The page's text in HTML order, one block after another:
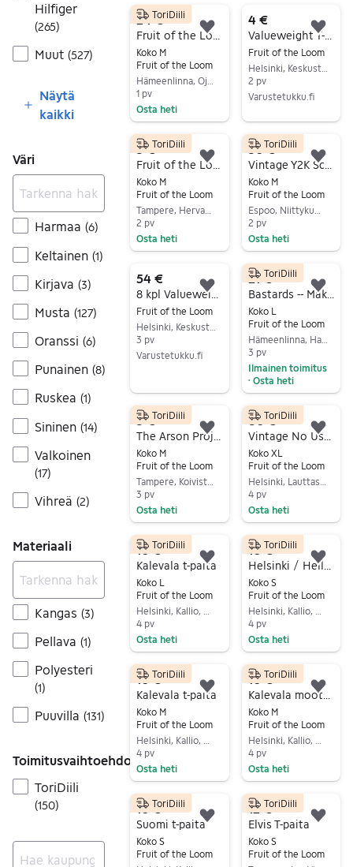
Hilfiger
(265)
Muut (527)
Näytä
kaikki
Väri
Harmaa (6)
Keltainen (1)
Kirjava (3)
Musta (127)
Oranssi (6)
Punainen (8)
Ruskea (1)
Sininen (14)
Valkoinen
(17)
Vihreä (2)
Materiaali
Kangas (3)
Pellava (1)
Polyesteri
(1)
Puuvilla (131)
Toimitusvaihtoehdot
ToriDiili
(150)
24 €
Koko M
Fruit of the Loom
1 pv
Osta heti
ToriDiili
Lisää suosikiksi.
4 €
Valueweight T-Paita valkoinen S-XXL
Fruit of the Loom
Helsinki, Keskusta - Etu-Töölö, Uusimaa
2 pv
Varustetukku.fi
Siirry ilmoitukseen
5 €
Koko M
Fruit of the Loom
2 pv
Osta heti
ToriDiili
Lisää suosikiksi.
30 €
Vintage Y2K Scooter longsleeve Bändipaita M
Koko M
Fruit of the Loom
2 pv
Osta heti
ToriDiili
54 €
Fruit of the Loom
3 pv
Varustetukku.fi
Lisää suosikiksi.
21 €
Bastards -- Make Noise - Not War T-paita koko L, rintanappi
Koko L
Fruit of the Loom
Hämeenlinna, Hauho kk, Kanta-Häme
3 pv
Ilmainen toimitus
• Osta heti
ToriDiili
5 €
Koko M
Fruit of the Loom
3 pv
Osta heti
ToriDiili
Lisää suosikiksi.
80 €
Koko XL
Fruit of the Loom
4 pv
Osta heti
ToriDiili
10 €
Kalevala t-paita
Koko L
Fruit of the Loom
4 pv
Osta heti
ToriDiili
Lisää suosikiksi.
10 €
Koko S
Fruit of the Loom
4 pv
Osta heti
ToriDiili
10 €
Kalevala t-paita
Koko M
Fruit of the Loom
4 pv
Osta heti
ToriDiili
Lisää suosikiksi.
10 €
Koko M
Fruit of the Loom
4 pv
Osta heti
ToriDiili
10 €
Suomi t-paita
Koko S
Fruit of the Loom
ToriDiili
Lisää suosikiksi.
12 €
Elvis T-paita
Koko S
Fruit of the Loom
ToriDiili